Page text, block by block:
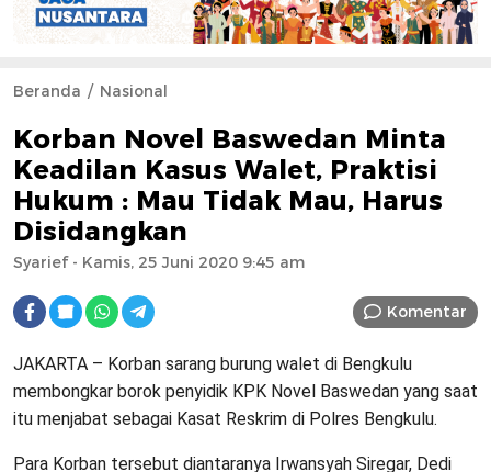
Beranda Nasional
Korban Novel Baswedan Minta
Keadilan Kasus Walet, Praktisi
Hukum : Mau Tidak Mau, Harus
Disidangkan
Syarief- Kamis, 25 Juni 2020 9:45 am
Komentar
JAKARTA – Korban sarang burung walet di Bengkulu
membongkar borok penyidik KPK Novel Baswedan yang saat
itu menjabat sebagai Kasat Reskrim di Polres Bengkulu.
Para Korban tersebut diantaranya Irwansyah Siregar, Dedi